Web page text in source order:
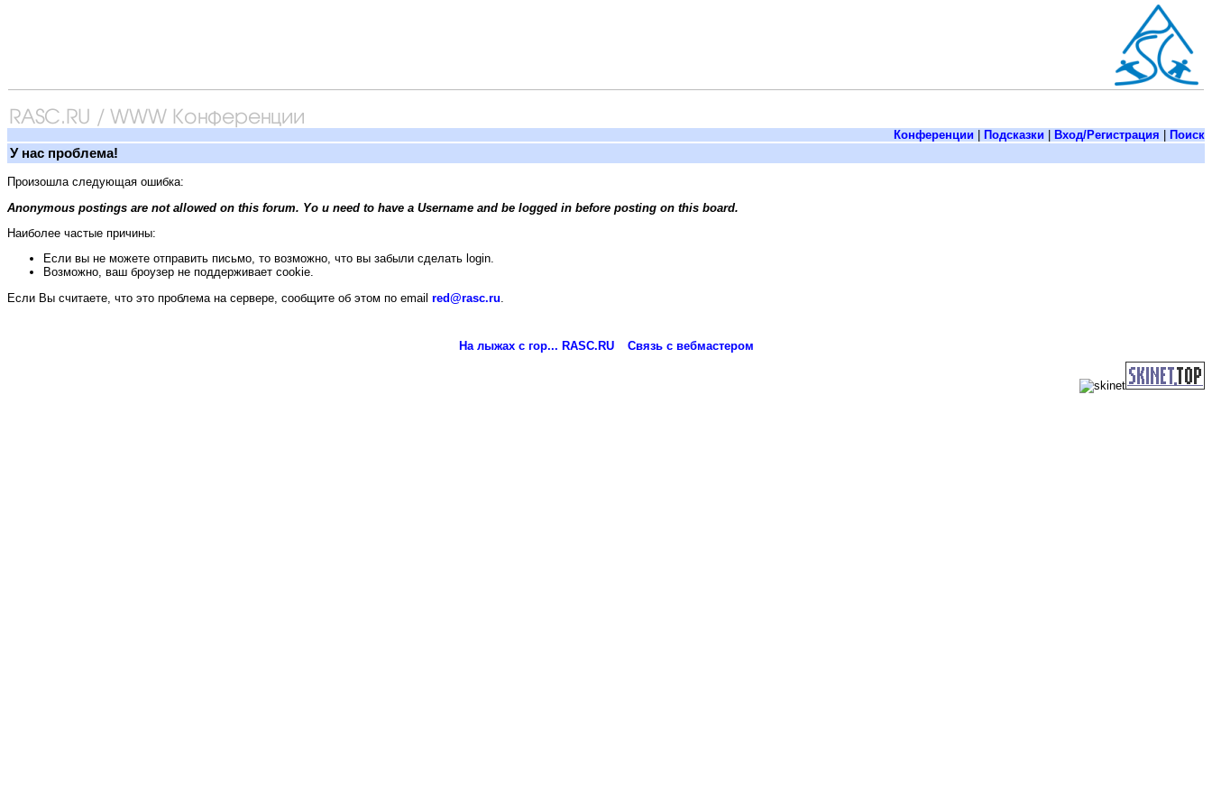
Конференции Подсказки Вход/Регистрация Поиск
У нас проблема!
Произошла следующая ошибка:
Anonymous postings are not allowed on this forum. Yo u need to have a Username and be logged in before posting on this board.
Наиболее частые причины:
Если вы не можете отправить письмо, то возможно, что вы забыли сделать login.
Возможно, ваш броузер не поддерживает cookie.
Если Вы считаете, что это проблема на сервере, сообщите об этом по email red@rasc.ru
На лыжах с гор... RASC.RU Связь с вебмастером